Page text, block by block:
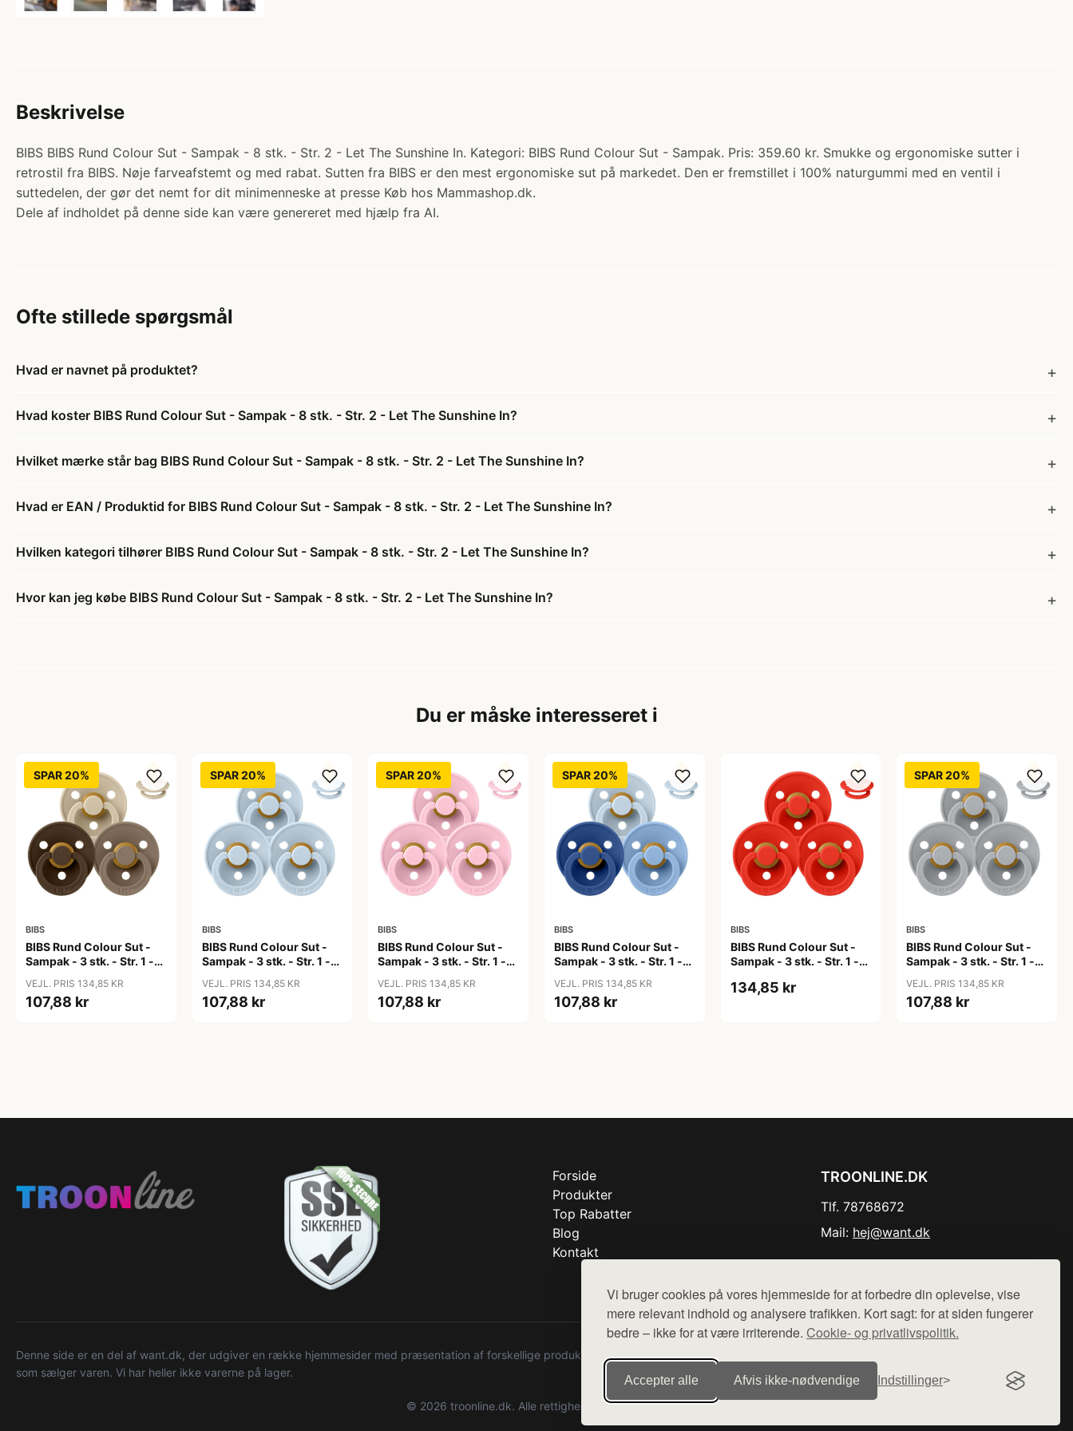
Vi bruger cookies på vores hjemmeside for at forbedre din oplevelse, vise
mere relevant indhold og analysere trafikken. Kort sagt: for at siden fungerer
bedre – ikke for at være irriterende. Cookie- og privatlivspolitik.
Accepter alle Afvis ikke‑nødvendige Indstillinger
Beskrivelse
BIBS BIBS Rund Colour Sut - Sampak - 8 stk. - Str. 2 - Let The Sunshine In. Kategori: BIBS Rund Colour Sut - Sampak. Pris: 359.60 kr. Smukke og ergonomiske sutter i
retrostil fra BIBS. Nøje farveafstemt og med rabat. Sutten fra BIBS er den mest ergonomiske sut på markedet. Den er fremstillet i 100% naturgummi med en ventil i
suttedelen, der gør det nemt for dit minimenneske at presse Køb hos Mammashop.dk.
Dele af indholdet på denne side kan være genereret med hjælp fra AI.
Ofte stillede spørgsmål
Hvad er navnet på produktet?
Hvad koster BIBS Rund Colour Sut - Sampak - 8 stk. - Str. 2 - Let The Sunshine In?
Hvilket mærke står bag BIBS Rund Colour Sut - Sampak - 8 stk. - Str. 2 - Let The Sunshine In?
Hvad er EAN / Produktid for BIBS Rund Colour Sut - Sampak - 8 stk. - Str. 2 - Let The Sunshine In?
Hvilken kategori tilhører BIBS Rund Colour Sut - Sampak - 8 stk. - Str. 2 - Let The Sunshine In?
Hvor kan jeg købe BIBS Rund Colour Sut - Sampak - 8 stk. - Str. 2 - Let The Sunshine In?
Du er måske interesseret i
SPAR 20%
BIBS
BIBS Rund Colour Sut -
Sampak - 3 stk. - Str. 1 -
VEJL. PRIS 134,85 KR
107,88 kr
SPAR 20%
BIBS
BIBS Rund Colour Sut -
Sampak - 3 stk. - Str. 1 -
VEJL. PRIS 134,85 KR
107,88 kr
SPAR 20%
BIBS
BIBS Rund Colour Sut -
Sampak - 3 stk. - Str. 1 -
VEJL. PRIS 134,85 KR
107,88 kr
SPAR 20%
BIBS
BIBS Rund Colour Sut -
Sampak - 3 stk. - Str. 1 -
VEJL. PRIS 134,85 KR
107,88 kr
BIBS
BIBS Rund Colour Sut -
Sampak - 3 stk. - Str. 1 -
134,85 kr
SPAR 20%
BIBS
BIBS Rund Colour Sut -
Sampak - 3 stk. - Str. 1 -
VEJL. PRIS 134,85 KR
107,88 kr
Forside
Produkter
Top Rabatter
Blog
Kontakt
TROONLINE.DK
Tlf. 78768672
Mail: hej@want.dk
Denne side er en del af want.dk, der udgiver en række hjemmesider med præsentation af forskellige produkter fra diverse webshops. Der sælges ikke varer fra denne side - vi henviser til de shops,
som sælger varen. Vi har heller ikke varerne på lager.
© 2026 troonline.dk. Alle rettigheder forbeholdes.